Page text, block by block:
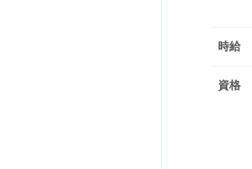
時給
資格